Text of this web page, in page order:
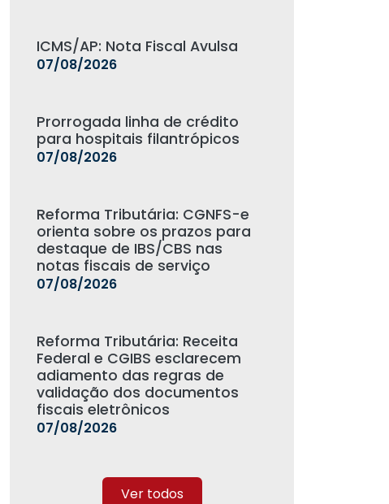
ICMS/AP: Nota Fiscal Avulsa
07/08/2026
Prorrogada linha de crédito
para hospitais filantrópicos
07/08/2026
Reforma Tributária: CGNFS-e
orienta sobre os prazos para
destaque de IBS/CBS nas
notas fiscais de serviço
07/08/2026
Reforma Tributária: Receita
Federal e CGIBS esclarecem
adiamento das regras de
validação dos documentos
fiscais eletrônicos
07/08/2026
Ver todos